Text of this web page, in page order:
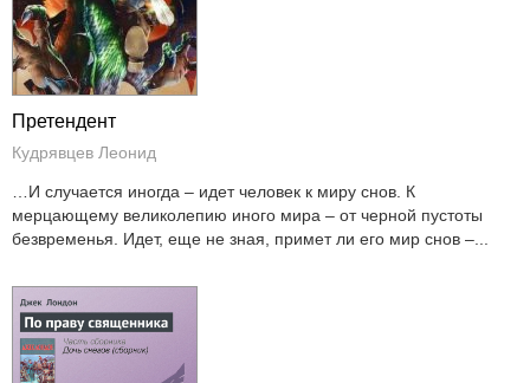
Претендент
Кудрявцев Леонид
…И случается иногда – идет человек к миру снов. К
мерцающему великолепию иного мира – от черной пустоты
безвременья. Идет, еще не зная, примет ли его мир снов –...